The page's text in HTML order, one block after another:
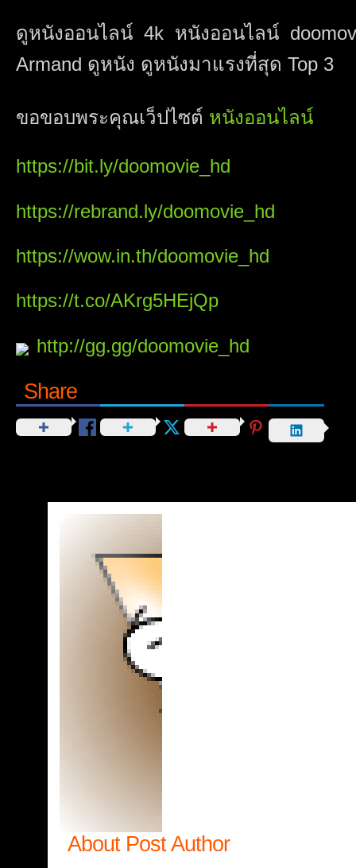
ดูหนังออนไลน์ 4k หนังออนไลน์
Armand ดูหนัง ดูหนังมาแรงที่สุด Top 3
ขอขอบพระคุณเว็ปไซต์ หนังออนไลน์
https://bit.ly/doomovie_hd
https://rebrand.ly/doomovie_hd
https://wow.in.th/doomovie_hd
https://t.co/AKrg5HEjQp
http://gg.gg/doomovie_hd
Share
About Post Author